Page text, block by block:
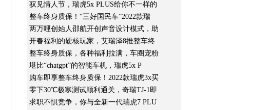
驭见情人节，瑞虎5x PLUS给你不一样的
整车终身质保！“三好国民车”2022款瑞
两万哩创始人邵航开创声音设计模式，助
开春福利的硬核玩家，艾瑞泽8推整车终
整车终身质保，各种福利拉满，车圈宠粉
堪比“chatgpt”的智能车机，瑞虎5x P
购车即享整车终身质保！2022款瑞虎3x买
零下30℃极寒测试顺利通关，奇瑞TJ-1即
求职不惧竞争，你与全新一代瑞虎7 PLU